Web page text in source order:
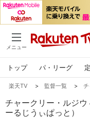
メニュー
トップ パ・リーグ
楽天TV > 監督一覧 >
チャークリー・ルジウ
ーるじうぃぱっと）